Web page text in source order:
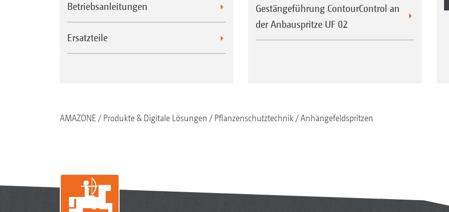
Betriebsanleitungen
Ersatzteile
Gestängeführung ContourControl an
der Anbauspritze UF 02
AMAZONE Produkte & Digitale Lösungen Pflanzenschutztechnik Anhängefeldspritzen